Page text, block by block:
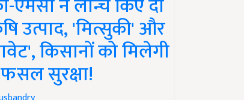
उत्पाद, 'मित्सुकी' और
किसानों को मिलेगी
सुरक्षा!